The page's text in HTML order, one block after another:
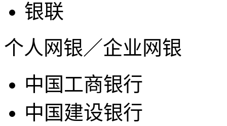
银联
个人网银／企业网银
中国工商银行
中国建设银行